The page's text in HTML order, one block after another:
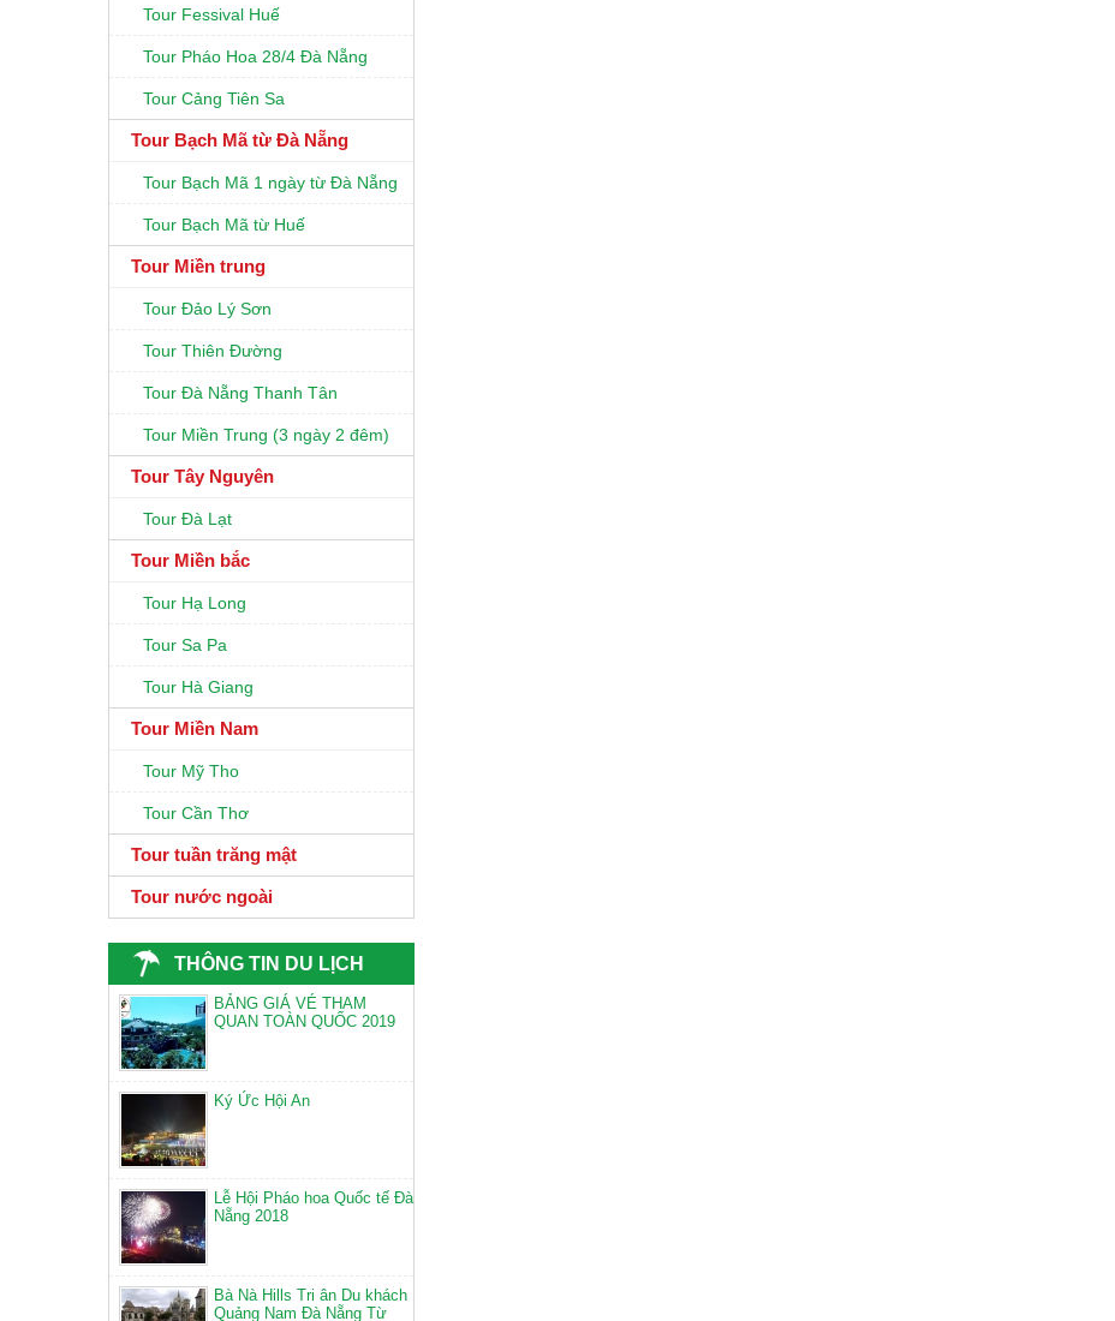
Tour Fessival Huế
Tour Pháo Hoa 28/4 Đà Nẵng
Tour Cảng Tiên Sa
Tour Bạch Mã từ Đà Nẵng
Tour Bạch Mã 1 ngày từ Đà Nẵng
Tour Bạch Mã từ Huế
Tour Miền trung
Tour Đảo Lý Sơn
Tour Thiên Đường
Tour Đà Nẵng Thanh Tân
Tour Miền Trung (3 ngày 2 đêm)
Tour Tây Nguyên
Tour Đà Lạt
Tour Miền bắc
Tour Hạ Long
Tour Sa Pa
Tour Hà Giang
Tour Miền Nam
Tour Mỹ Tho
Tour Cần Thơ
Tour tuần trăng mật
Tour nước ngoài
THÔNG TIN DU LỊCH
BẢNG GIÁ VÉ THAM
QUAN TOÀN QUỐC 2019
Ký Ức Hội An
Lễ Hội Pháo hoa Quốc tế Đà
Nẵng 2018
Bà Nà Hills Tri ân Du khách
Quảng Nam Đà Nẵng Từ